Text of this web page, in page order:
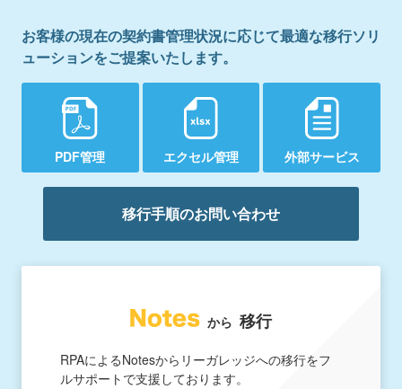
お客様の現在の契約書管理状況に応じて最適な移行ソリ
ューションをご提案いたします。
PDF管理 エクセル管理 外部サービス
移行手順のお問い合わせ
から 移行
RPAによるNotesからリーガレッジへの移行をフ
ルサポートで支援しております。